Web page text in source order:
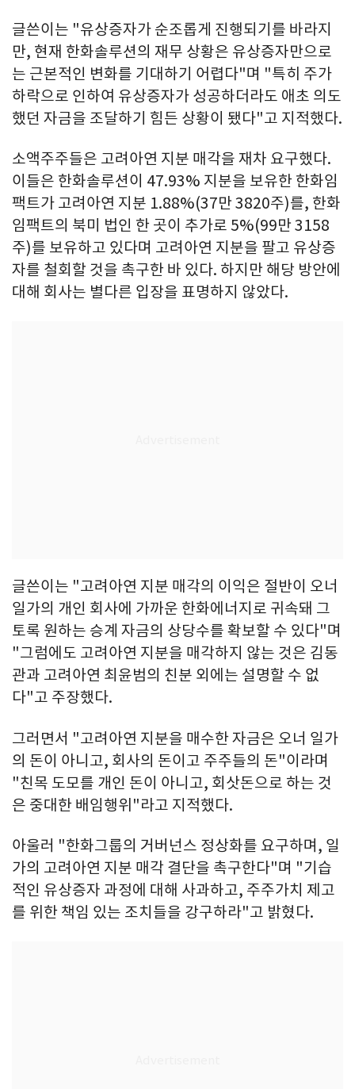
글쓴이는 "유상증자가 순조롭게 진행되기를 바라지
만, 현재 한화솔루션의 재무 상황은 유상증자만으로
는 근본적인 변화를 기대하기 어렵다"며 "특히 주가
하락으로 인하여 유상증자가 성공하더라도 애초 의도
했던 자금을 조달하기 힘든 상황이 됐다"고 지적했다.
소액주주들은 고려아연 지분 매각을 재차 요구했다.
이들은 한화솔루션이 47.93% 지분을 보유한 한화임
팩트가 고려아연 지분 1.88%(37만 3820주)를, 한화
임팩트의 북미 법인 한 곳이 추가로 5%(99만 3158
주)를 보유하고 있다며 고려아연 지분을 팔고 유상증
자를 철회할 것을 촉구한 바 있다. 하지만 해당 방안에
대해 회사는 별다른 입장을 표명하지 않았다.
글쓴이는 "고려아연 지분 매각의 이익은 절반이 오너
일가의 개인 회사에 가까운 한화에너지로 귀속돼 그
토록 원하는 승계 자금의 상당수를 확보할 수 있다"며
"그럼에도 고려아연 지분을 매각하지 않는 것은 김동
관과 고려아연 최윤범의 친분 외에는 설명할 수 없
다"고 주장했다.
그러면서 "고려아연 지분을 매수한 자금은 오너 일가
의 돈이 아니고, 회사의 돈이고 주주들의 돈"이라며
"친목 도모를 개인 돈이 아니고, 회삿돈으로 하는 것
은 중대한 배임행위"라고 지적했다.
아울러 "한화그룹의 거버넌스 정상화를 요구하며, 일
가의 고려아연 지분 매각 결단을 촉구한다"며 "기습
적인 유상증자 과정에 대해 사과하고, 주주가치 제고
를 위한 책임 있는 조치들을 강구하라"고 밝혔다.